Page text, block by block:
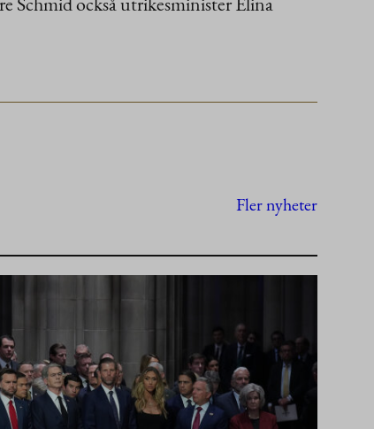
Fler nyheter